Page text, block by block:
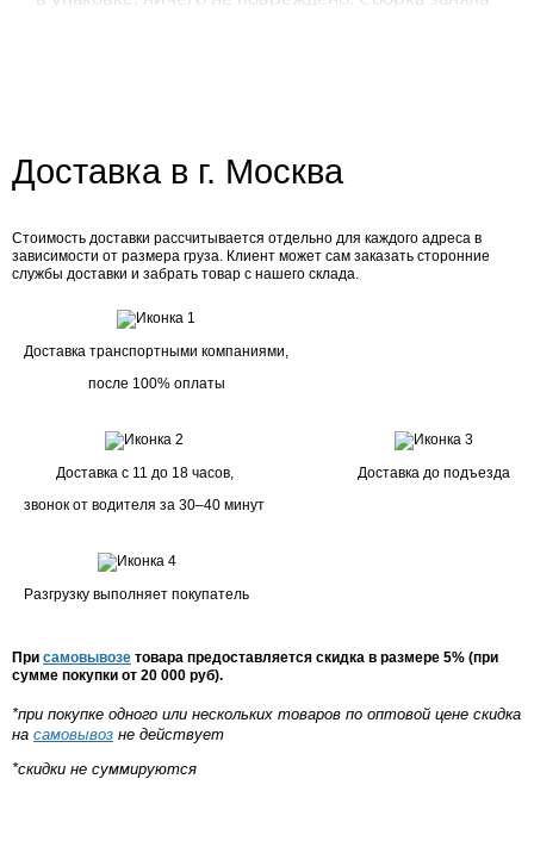
Доставка в г. Москва
Стоимость доставки рассчитывается отдельно для каждого адреса в
зависимости от размера груза. Клиент может сам заказать сторонние
службы доставки и забрать товар с нашего склада.
Доставка транспортными компаниями,
после 100% оплаты
Доставка с 11 до 18 часов,
звонок от водителя за 30–40 минут
Доставка до подъезда
Разгрузку выполняет покупатель
При самовывозе товара предоставляется скидка в размере 5% (при
сумме покупки от 20 000 руб).
*при покупке одного или нескольких товаров по оптовой цене скидка
на самовывоз не действует
*скидки не суммируются